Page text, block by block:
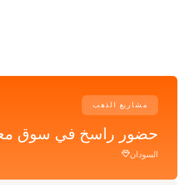
مشاريع الذهب
حضور راسخ في سوق
السودان